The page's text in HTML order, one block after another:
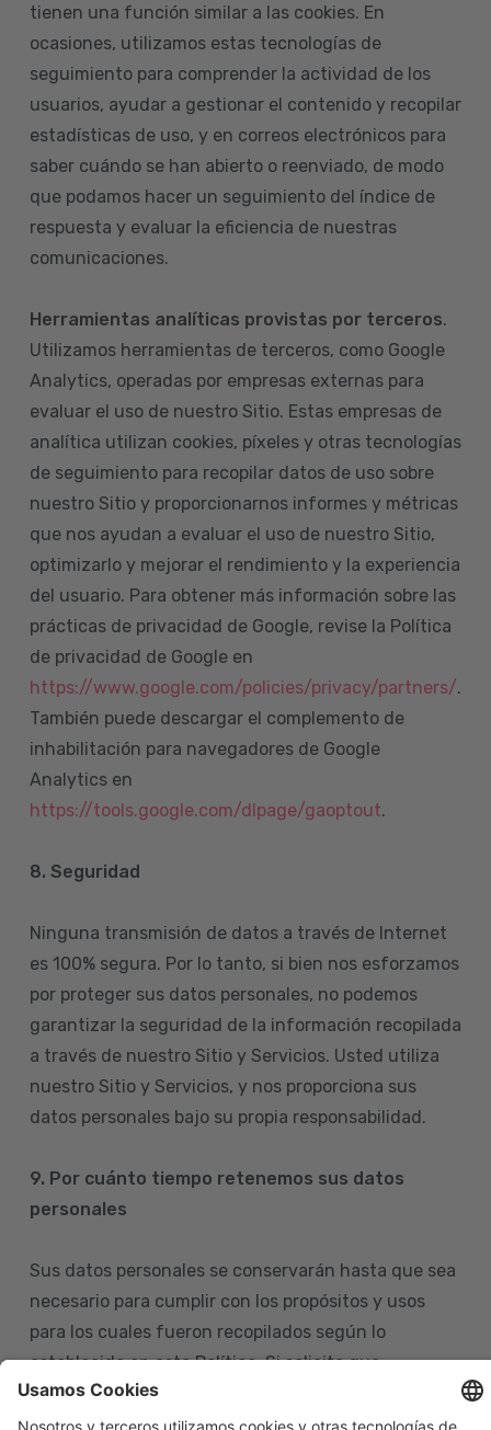
tienen una función similar a las cookies. En
ocasiones, utilizamos estas tecnologías de
seguimiento para comprender la actividad de los
usuarios, ayudar a gestionar el contenido y recopilar
estadísticas de uso, y en correos electrónicos para
saber cuándo se han abierto o reenviado, de modo
que podamos hacer un seguimiento del índice de
respuesta y evaluar la eficiencia de nuestras
comunicaciones.
Herramientas analíticas provistas por terceros.
Utilizamos herramientas de terceros, como Google
Analytics, operadas por empresas externas para
evaluar el uso de nuestro Sitio. Estas empresas de
analítica utilizan cookies, píxeles y otras tecnologías
de seguimiento para recopilar datos de uso sobre
nuestro Sitio y proporcionarnos informes y métricas
que nos ayudan a evaluar el uso de nuestro Sitio,
optimizarlo y mejorar el rendimiento y la experiencia
del usuario. Para obtener más información sobre las
prácticas de privacidad de Google, revise la Política
de privacidad de Google en
https://www.google.com/policies/privacy/partners/.
También puede descargar el complemento de
inhabilitación para navegadores de Google
Analytics en
https://tools.google.com/dlpage/gaoptout.
8. Seguridad
Ninguna transmisión de datos a través de Internet
es 100% segura. Por lo tanto, si bien nos esforzamos
por proteger sus datos personales, no podemos
garantizar la seguridad de la información recopilada
a través de nuestro Sitio y Servicios. Usted utiliza
nuestro Sitio y Servicios, y nos proporciona sus
datos personales bajo su propia responsabilidad.
9. Por cuánto tiempo retenemos sus datos
personales
Sus datos personales se conservarán hasta que sea
necesario para cumplir con los propósitos y usos
para los cuales fueron recopilados según lo
establecido en esta Política. Si solicita que
eliminemos sus datos personales de nuestras bases
de datos, tenga en cuenta que igualmente